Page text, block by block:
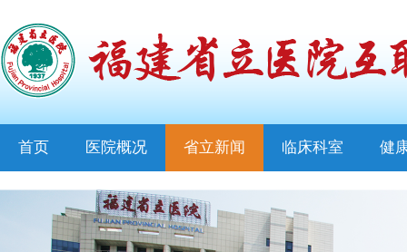
首页 医院概况 省立新闻 临床科室 健